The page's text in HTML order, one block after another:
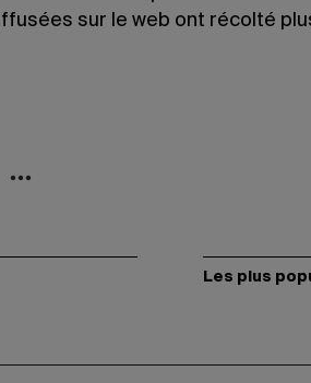
sur le web ont récolté
Les plus